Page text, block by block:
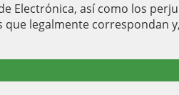
Electrónica, así como los
legalmente correspondan